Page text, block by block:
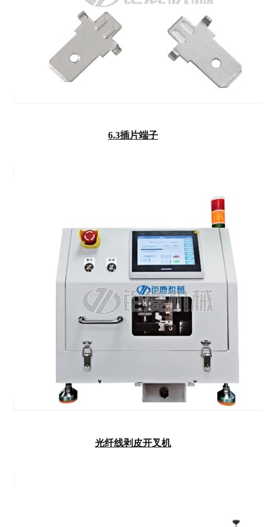
6.3插片端子
光纤线剥皮开叉机